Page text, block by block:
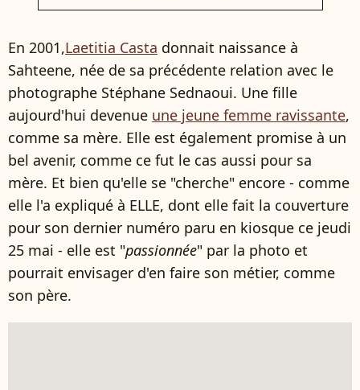
En 2001,Laetitia Casta donnait naissance à
Sahteene, née de sa précédente relation avec le
photographe Stéphane Sednaoui. Une fille
aujourd'hui devenue une jeune femme ravissante,
comme sa mère. Elle est également promise à un
bel avenir, comme ce fut le cas aussi pour sa
mère. Et bien qu'elle se "cherche" encore - comme
elle l'a expliqué à ELLE, dont elle fait la couverture
pour son dernier numéro paru en kiosque ce jeudi
25 mai - elle est "passionnée" par la photo et
pourrait envisager d'en faire son métier, comme
son père.